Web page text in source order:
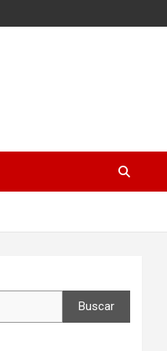
Buscar